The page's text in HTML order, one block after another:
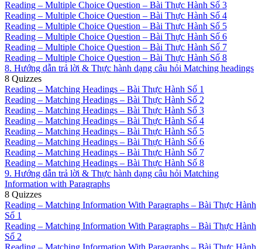
Reading – Multiple Choice Question – Bài Thực Hành Số 3
Reading – Multiple Choice Question – Bài Thực Hành Số 4
Reading – Multiple Choice Question – Bài Thực Hành Số 5
Reading – Multiple Choice Question – Bài Thực Hành Số 6
Reading – Multiple Choice Question – Bài Thực Hành Số 7
Reading – Multiple Choice Question – Bài Thực Hành Số 8
8. Hướng dẫn trả lời & Thực hành dạng câu hỏi Matching headings
8 Quizzes
Reading – Matching Headings – Bài Thực Hành Số 1
Reading – Matching Headings – Bài Thực Hành Số 2
Reading – Matching Headings – Bài Thực Hành Số 3
Reading – Matching Headings – Bài Thực Hành Số 4
Reading – Matching Headings – Bài Thực Hành Số 5
Reading – Matching Headings – Bài Thực Hành Số 6
Reading – Matching Headings – Bài Thực Hành Số 7
Reading – Matching Headings – Bài Thực Hành Số 8
9. Hướng dẫn trả lời & Thực hành dạng câu hỏi Matching
Information with Paragraphs
8 Quizzes
Reading – Matching Information With Paragraphs – Bài Thực Hành
Số 1
Reading – Matching Information With Paragraphs – Bài Thực Hành
Số 2